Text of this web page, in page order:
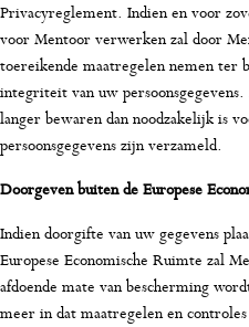
Privacyreglement. Indien en voor
voor Mentoor verwerken zal door
toereikende maatregelen nemen ter
integriteit van uw
langer bewaren dan noodzakelijk is
persoonsgegevens zijn verzameld.
Doorgeven buiten de Europese
Indien doorgifte van uw gegevens
Europese Economische Ruimte zal
afdoende mate van bescherming
meer in dat maatregelen en